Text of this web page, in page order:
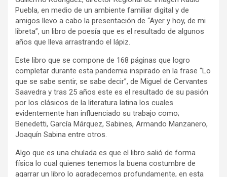
Puebla, en medio de un ambiente familiar digital y de
amigos llevo a cabo la presentación de “Ayer y hoy, de mi
libreta”, un libro de poesía que es el resultado de algunos
años que lleva arrastrando el lápiz.
Este libro que se compone de 168 páginas que logro
completar durante esta pandemia inspirado en la frase “Lo
que se sabe sentir, se sabe decir”, de Miguel de Cervantes
Saavedra y tras 25 años este es el resultado de su pasión
por los clásicos de la literatura latina los cuales
evidentemente han influenciado su trabajo como;
Benedetti, García Márquez, Sabines, Armando Manzanero,
Joaquín Sabina entre otros.
Algo que es una chulada es que el libro salió de forma
física lo cual quienes tenemos la buena costumbre de
agarrar un libro lo agradecemos profundamente, en esta